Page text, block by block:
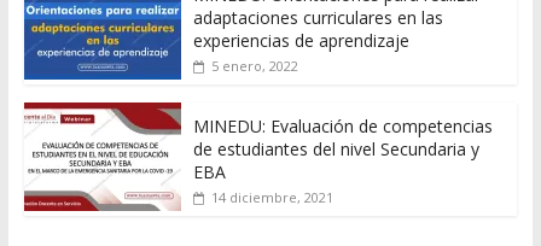
adaptaciones curriculares en las
experiencias de aprendizaje
5 enero, 2022
MINEDU: Evaluación de competencias
de estudiantes del nivel Secundaria y
EBA
14 diciembre, 2021